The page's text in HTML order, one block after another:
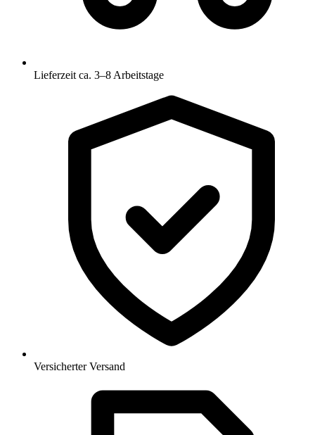
Lieferzeit ca. 3–8 Arbeitstage
Versicherter Versand